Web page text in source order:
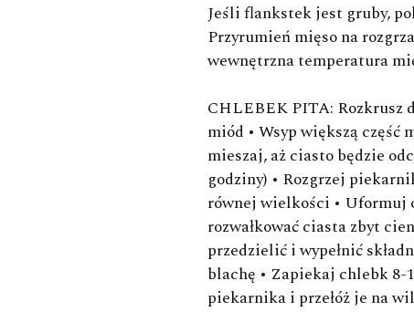
Jeśli flankstek jest gruby,
Przyrumień mięso na
wewnętrzna temperatura
CHLEBEK PITA: Rozkrusz
miód • Wsyp większą
mieszaj, aż ciasto będzie
godziny) • Rozgrzej
równej wielkości • Uformuj
rozwałkować ciasta zbyt
przedzielić i wypełnić
blachę • Zapiekaj chlebk 8-
piekarnika i przełóż je na